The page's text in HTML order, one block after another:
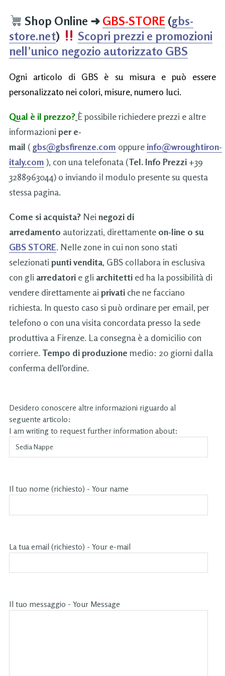
Shop Online ➜ GBS-STORE (gbs-
store.net)
Scopri prezzi e promozioni
nell’unico negozio autorizzato GBS
Ogni articolo di GBS è su misura e può essere
personalizzato nei colori, misure, numero luci.
Qual è il prezzo? È possibile richiedere prezzi e altre
informazioni per e-
mail ( gbs@gbsfirenze.com oppure info@wroughtiron-
italy.com ), con una telefonata (Tel. Info Prezzi +39
3288963044) o inviando il modulo presente su questa
stessa pagina.
Come si acquista? Nei negozi di
arredamento autorizzati, direttamente on-line o su
GBS STORE. Nelle zone in cui non sono stati
selezionati punti vendita, GBS collabora in esclusiva
con gli arredatori e gli architetti ed ha la possibilità di
vendere direttamente ai privati che ne facciano
richiesta. In questo caso si può ordinare per email, per
telefono o con una visita concordata presso la sede
produttiva a Firenze. La consegna è a domicilio con
corriere. Tempo di produzione medio: 20 giorni dalla
conferma dell'ordine.
Desidero conoscere altre informazioni riguardo al
seguente articolo:
I am writing to request further information about:
Il tuo nome (richiesto) - Your name
La tua email (richiesto) - Your e-mail
Il tuo messaggio - Your Message